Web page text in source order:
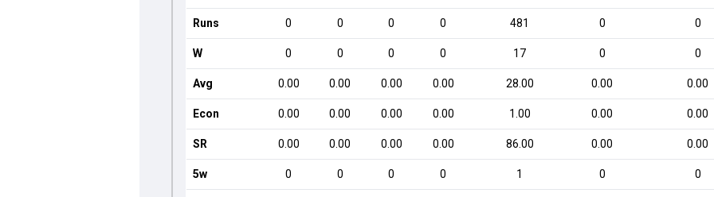
Runs 0 0 0 0 481 0 0
W 0 0 0 0 17 0 0
Avg 0.00 0.00 0.00 0.00 28.00 0.00 0.00
Econ 0.00 0.00 0.00 0.00 1.00 0.00 0.00
SR 0.00 0.00 0.00 0.00 86.00 0.00 0.00
5w 0 0 0 0 1 0 0